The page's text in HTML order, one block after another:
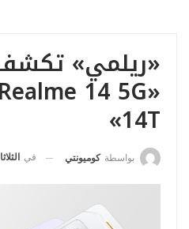
«ريلمي»
14T»
بواسطة كوميونتي في الثلاثاء, 6